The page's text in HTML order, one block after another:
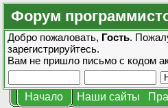
Форум
Добро пожаловать, Гость.
зарегистрируйтесь.
Вам не пришло письмо с кодом
Начало Наши сайты